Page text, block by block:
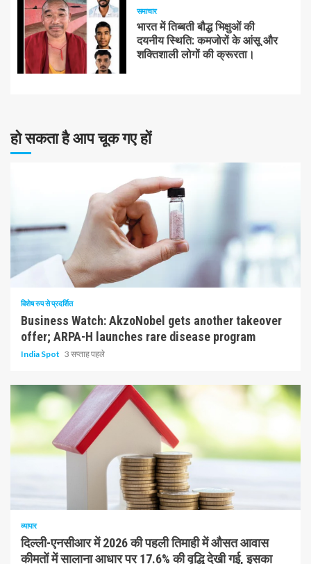
समाचार
भारत में तिब्बती बौद्ध भिक्षुओं की
दयनीय स्थिति: कमजोरों के आंसू और
शक्तिशाली लोगों की क्रूरता।
हो सकता है आप चूक गए हों
10 न्यूनतम पढ़ा
विशेष रुप से प्रदर्शित
Business Watch: AkzoNobel gets another takeover
offer; ARPA-H launches rare disease program
India Spot 3 सप्ताह पहले
व्यापार
दिल्ली-एनसीआर में 2026 की पहली तिमाही में औसत आवास
कीमतों में सालाना आधार पर 17.6% की वृद्धि देखी गई, इसका